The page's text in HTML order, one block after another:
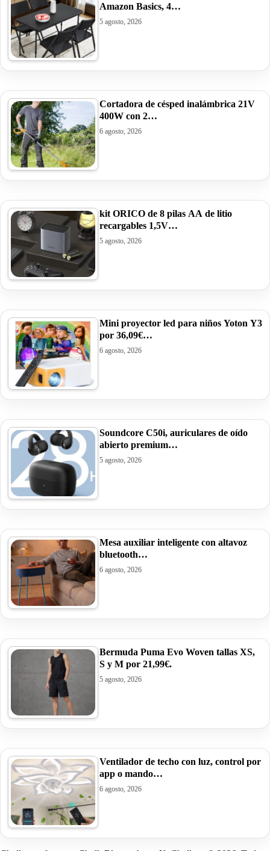
Amazon Basics, 4…
5 agosto, 2026
Cortadora de césped inalámbrica 21V
400W con 2…
6 agosto, 2026
kit ORICO de 8 pilas AA de litio
recargables 1,5V…
5 agosto, 2026
Mini proyector led para niños Yoton Y3
por 36,09€…
6 agosto, 2026
Soundcore C50i, auriculares de oído
abierto premium…
5 agosto, 2026
Mesa auxiliar inteligente con altavoz
bluetooth…
6 agosto, 2026
Bermuda Puma Evo Woven tallas XS,
S y M por 21,99€.
5 agosto, 2026
Ventilador de techo con luz, control por
app o mando…
6 agosto, 2026